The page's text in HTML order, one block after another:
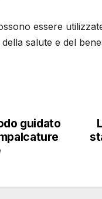
essere
salute e del
guidato